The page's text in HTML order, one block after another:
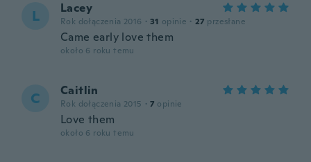
L Lacey
Rok dołączenia 2016 · 31 opinie · 27 przesłane
Came early love them
około 6 roku temu
C Caitlin
Rok dołączenia 2015 · 7 opinie
Love them
około 6 roku temu